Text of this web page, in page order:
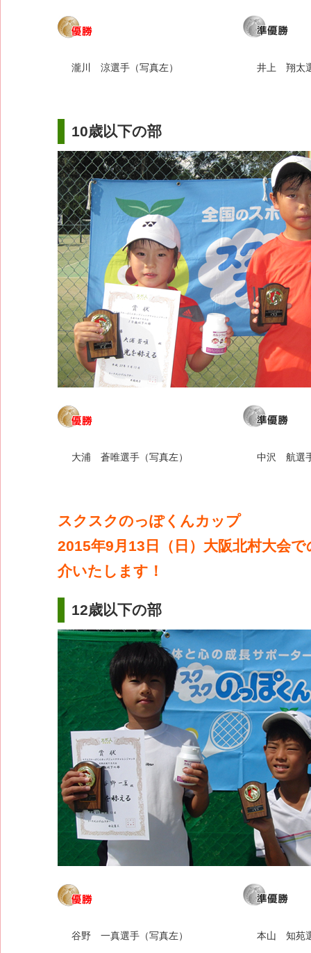
瀧川 涼選手（写真左） 井上 翔太
10歳以下の部
大浦 蒼唯選手（写真左） 中沢 航選
スクスクのっぽくんカップ
2015年9月13日（日）大阪北村大会
介いたします！
12歳以下の部
谷野 一真選手（写真左） 本山 知苑